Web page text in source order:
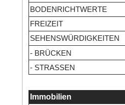
BODENRICHTWERTE
FREIZEIT
SEHENSWÜRDIGKEITEN
- BRÜCKEN
- STRASSEN
Immobilien